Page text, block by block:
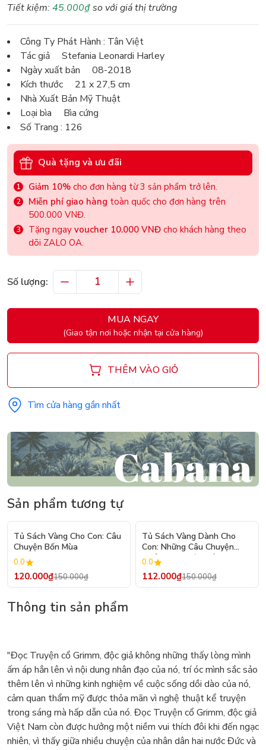
Tiết kiệm:45.000₫so với giá thị trường
Công Ty Phát Hành : Tân Việt
Tác giả Stefania Leonardi Harley
Ngày xuất bản 08-2018
Kích thước 21 x 27,5 cm
Nhà Xuất Bản Mỹ Thuật
Loại bìa Bìa cứng
Số Trang : 126
Quà tặng và ưu đãi
Giảm 10% cho đơn hàng từ 3 sản phẩm trở lên.
Miễn phí giao hàng toàn quốc cho đơn hàng trên
500.000 VNĐ.
Tặng ngay voucher 10.000 VNĐ cho khách hàng theo
dõi ZALO OA.
Số lượng:
MUA NGAY
(Giao tận nơi hoặc nhận tại cửa hàng)
THÊM VÀO GIỎ
Tìm cửa hàng gần nhất
Sản phẩm tương tự
- 20%
Tủ Sách Vàng Cho Con: Câu
Chuyện Bốn Mùa
0.0
120.000₫150.000₫
Tủ Sách Vàng Dành Cho
Con: Những Câu Chuyện
Phiêu Lưu Li Kì Nhất
0.0
112.000₫150.000₫
Thông tin sản phẩm
"Đọc Truyện cổ Grimm, độc giả không những thấy lòng mình
ấm áp hẳn lên vì nội dung nhân đạo của nó, trí óc mình sắc sảo
thêm lên vì những kinh nghiệm về cuộc sống dồi dào của nó,
cảm quan thẩm mỹ được thỏa mãn vì nghệ thuật kể truyện
trong sáng mà hấp dẫn của nó. Đọc Truyện cổ Grimm, độc giả
Việt Nam còn được hưởng một niềm vui thích đôi khi đến ngạc
nhiên, vì thấy giữa nhiều chuyện của nhân dân hai nước Đức và